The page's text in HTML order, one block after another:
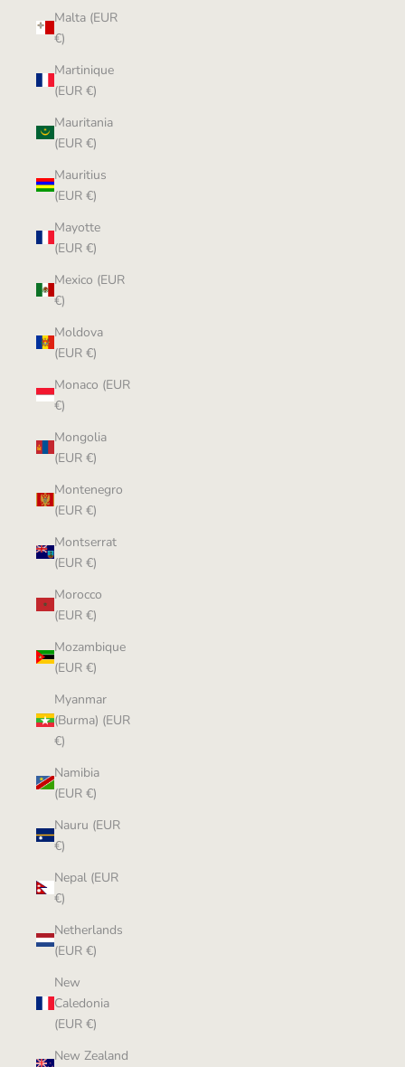
Malta (EUR
€)
Martinique
(EUR €)
Mauritania
(EUR €)
Mauritius
(EUR €)
Mayotte
(EUR €)
Mexico (EUR
€)
Moldova
(EUR €)
Monaco (EUR
€)
Mongolia
(EUR €)
Montenegro
(EUR €)
Montserrat
(EUR €)
Morocco
(EUR €)
Mozambique
(EUR €)
Myanmar
(Burma) (EUR
€)
Namibia
(EUR €)
Nauru (EUR
€)
Nepal (EUR
€)
Netherlands
(EUR €)
New
Caledonia
(EUR €)
New Zealand